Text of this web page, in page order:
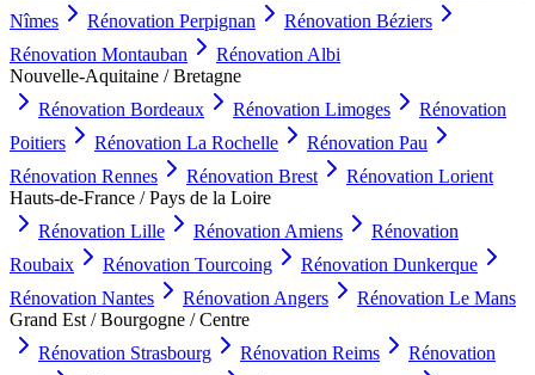
Nîmes
Rénovation Perpignan Rénovation Béziers
Rénovation Montauban Rénovation Albi
Nouvelle-Aquitaine / Bretagne
Rénovation Bordeaux Rénovation Limoges
Rénovation
Poitiers
Rénovation La Rochelle Rénovation Pau
Rénovation Rennes Rénovation Brest Rénovation Lorient
Hauts-de-France / Pays de la Loire
Rénovation Lille Rénovation Amiens
Rénovation
Roubaix
Rénovation Tourcoing Rénovation Dunkerque
Rénovation Nantes Rénovation Angers Rénovation Le Mans
Grand Est / Bourgogne / Centre
Rénovation Strasbourg Rénovation Reims
Rénovation